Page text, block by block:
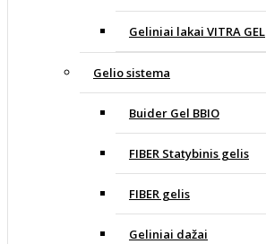
Geliniai lakai VITRA GEL
Gelio sistema
Buider Gel BBIO
FIBER Statybinis gelis
FIBER gelis
Geliniai dažai